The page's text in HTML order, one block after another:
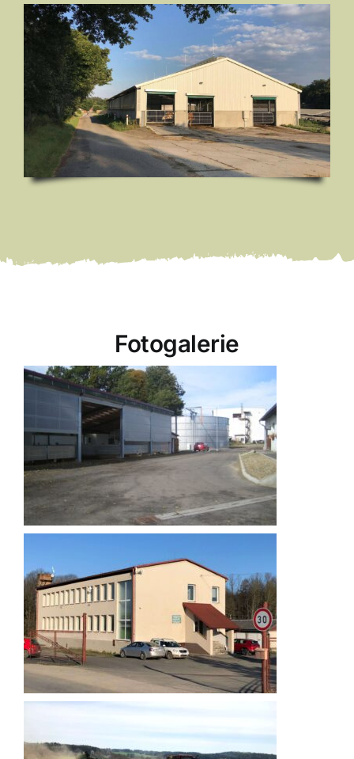
Fotogalerie